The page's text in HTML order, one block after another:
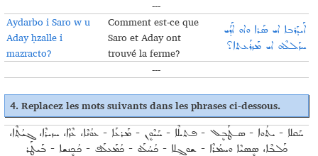
---
Aydarbo i Saro w u
Aday ḥzalle i
mazracto?
Comment est-ce que
Saro et Aday ont
trouvé la ferme?
ܐܰܝܕܰܪܒܐ ܐܝ ܣܰܪܐ ܘܐܘ ܐܰܕܰܝ
ܚܙܰܠܠܶܗ ܐܝ ܡܰܙܪܰܥܬܐ؟
---
4. Replacez les mots suivants dans les phrases ci-dessous.
ܚܰܩܠܐ - ܝܬܳܘܐ - ܣـܛܰܒܷܠ - ܦܬܝܠܶܐ - ܚܰܝܶܘܷܢ - ܡܰܪܥܰܐ - ܥܘܳܢܶܐ، ܥܶܙܶܐ، ܚܙܝܪܶܐ، ܓܝܳܬ݂ܶܐ،
ܟܰܠܒܶܐ، ܣܷܣܝܶܐ ܘܚܡܳܪܶܐ - ܫܘܓ݂ܠܐ - ܟܳܚܳܠܰܘ - ܟܳܡܰܥܠܰܦ - ܟܳܟܷܢܫܐ - ܒܰܝܛܰܪ